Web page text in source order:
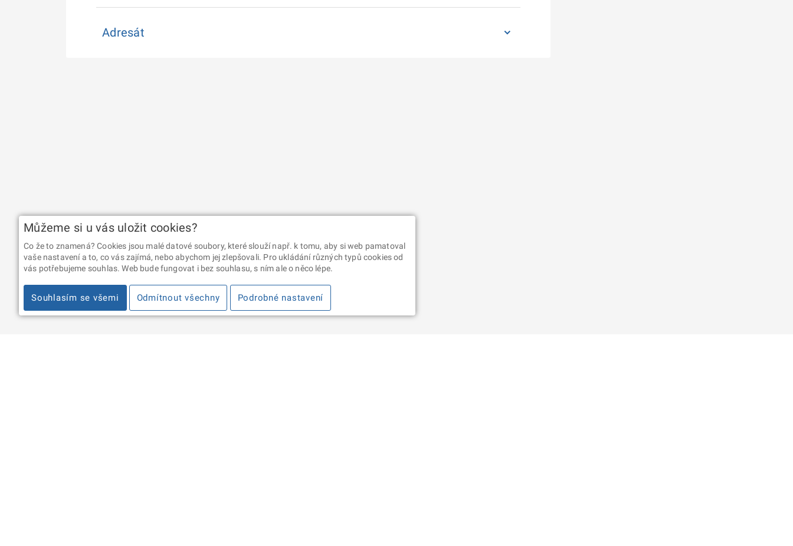
Můžeme si u vás uložit cookies?
Co že to znamená? Cookies jsou malé datové soubory, které slouží např. k tomu, aby si web pamatoval
vaše nastavení a to, co vás zajímá, nebo abychom jej zlepšovali. Pro ukládání různých typů cookies od
vás potřebujeme souhlas. Web bude fungovat i bez souhlasu, s ním ale o něco lépe.
Souhlasím se všemi Odmítnout všechny Podrobné nastavení